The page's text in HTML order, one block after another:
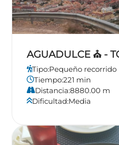
AGUADULCE ⛪ -
Tipo:Pequeño recorrido
Tiempo:221 min
Distancia:8880.00 m
Dificultad:Media